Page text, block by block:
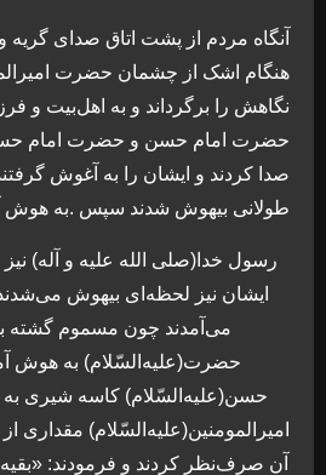
آنگاه مردم از پشت اتاق صدای گریه
هنگام اشک از چشمان حضرت
نگاهش را برگرداند و به اهل‌بیت و
حضرت امام حسن و حضرت امام
صدا کردند و ایشان را به آغوش
طولانی بیهوش شدند سپس .به هوش
رسول خدا(صلی الله علیه و آله) نیز
ایشان نیز لحظه‌ای بیهوش
می‌آمدند چون مسموم گشته
حضرت(علیه‌السّلام) به هوش
حسن(علیه‌السّلام) کاسه شیری
امیرالمومنین(علیه‌السّلام) مقداری
آن صرف‌نظر کردند و فرمودند: «بقیه